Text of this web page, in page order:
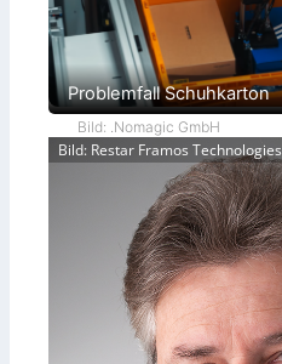
Problemfall Schuhkarton
Bild: .Nomagic GmbH
Bild: Restar Framos Technologies